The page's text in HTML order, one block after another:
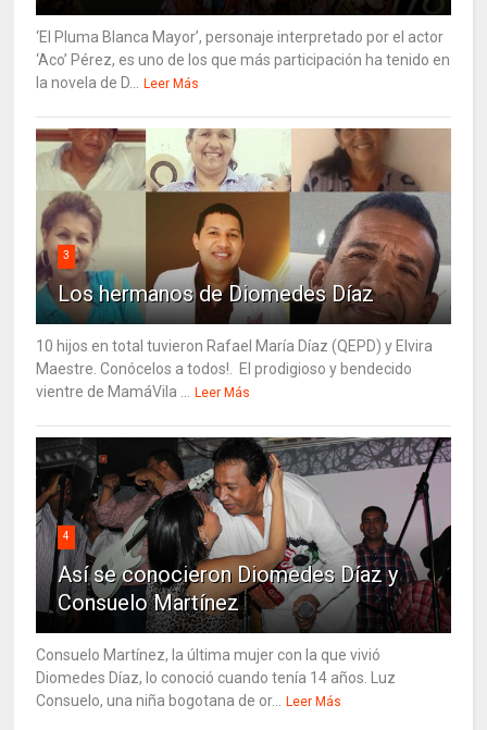
‘El Pluma Blanca Mayor’, personaje interpretado por el actor
‘Aco’ Pérez, es uno de los que más participación ha tenido en
la novela de D...
Leer Más
3
Los hermanos de Diomedes Díaz
10 hijos en total tuvieron Rafael María Díaz (QEPD) y Elvira
Maestre. Conócelos a todos!. El prodigioso y bendecido
vientre de MamáVila ...
Leer Más
4
Así se conocieron Diomedes Díaz y
Consuelo Martínez
Consuelo Martínez, la última mujer con la que vivió
Diomedes Díaz, lo conoció cuando tenía 14 años. Luz
Consuelo, una niña bogotana de or...
Leer Más